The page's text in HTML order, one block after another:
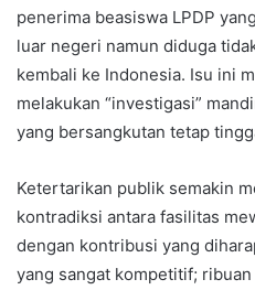
penerima beasiswa LPDP
luar negeri namun diduga
kembali ke Indonesia. Isu ini
melakukan “investigasi”
yang bersangkutan tetap
Ketertarikan publik semakin
kontradiksi antara fasilitas
dengan kontribusi yang
yang sangat kompetitif;